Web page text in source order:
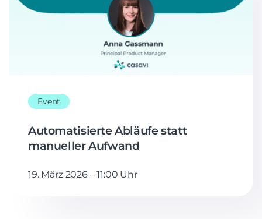
Event
Automatisierte Abläufe statt
manueller Aufwand
19. März 2026 – 11:00 Uhr